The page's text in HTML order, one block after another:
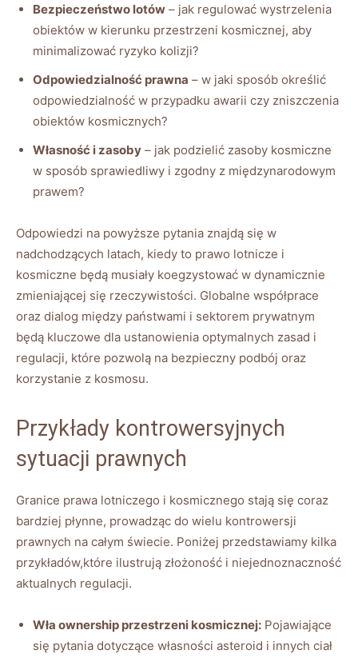
Bezpieczeństwo lotów – jak regulować wystrzelenia
obiektów w kierunku przestrzeni kosmicznej, aby
minimalizować ryzyko kolizji?
Odpowiedzialność prawna – w jaki sposób określić
odpowiedzialność w przypadku awarii czy zniszczenia
obiektów kosmicznych?
Własność i zasoby – jak podzielić zasoby kosmiczne
w sposób sprawiedliwy i zgodny z międzynarodowym
prawem?
Odpowiedzi na powyższe pytania znajdą się w
nadchodzących latach, kiedy to prawo lotnicze i
kosmiczne będą musiały koegzystować w dynamicznie
zmieniającej się rzeczywistości. Globalne współprace
oraz dialog między państwami i sektorem prywatnym
będą kluczowe dla ustanowienia optymalnych zasad i
regulacji, które pozwolą na bezpieczny podbój oraz
korzystanie z kosmosu.
Przykłady kontrowersyjnych
sytuacji prawnych
Granice prawa lotniczego i kosmicznego stają się coraz
bardziej płynne, prowadząc do wielu kontrowersji
prawnych na całym świecie. Poniżej przedstawiamy kilka
przykładów,które ilustrują złożoność i niejednoznaczność
aktualnych regulacji.
Wła ownership przestrzeni kosmicznej: Pojawiające
się pytania dotyczące własności asteroid i innych ciał